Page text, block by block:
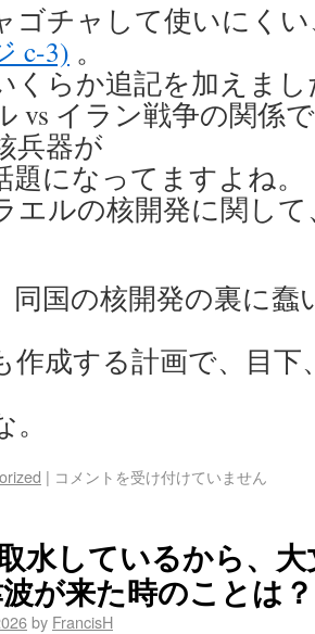
ゴチャして使いにく
c-3) 。
くらか追記を加えまし
vs イラン戦争の関係
兵器が
題になってますよね。
エルの核開発に関し
同国の核開発の裏に
作成する計画で、目
| コメントを受け付けていません
水しているから、
が来た時のことは
by FrancisH